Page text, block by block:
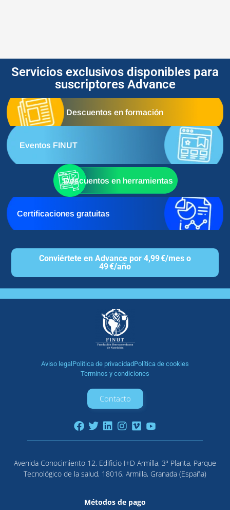
Servicios exclusivos disponibles para
suscriptores Advance
Descuentos en formación
Eventos FINUT
Descuentos en herramientas
Certificaciones gratuitas
Conviértete en Advance por 4,99 €/mes o
49 €/año
Aviso legal Política de privacidadPolítica de cookies
Terminos y condiciones
Contacto
Avenida Conocimiento 12, Edificio I+D Armilla, 3ª Planta, Parque
Tecnológico de la salud, 18016, Armilla, Granada (España)
Métodos de pago